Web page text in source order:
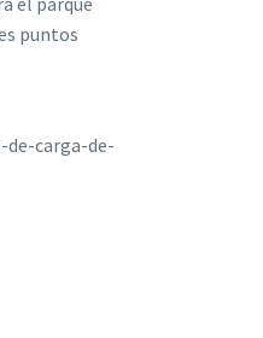
puntos
carga-de-